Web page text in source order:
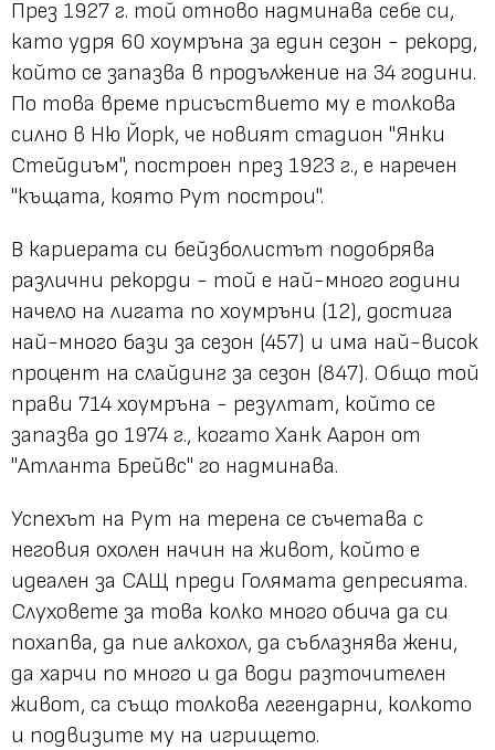
През 1927 г. той отново надминава себе си,
като удря 60 хоумръна за един сезон - рекорд,
който се запазва в продължение на 34 години.
По това време присъствието му е толкова
силно в Ню Йорк, че новият стадион "Янки
Стейдиъм", построен през 1923 г., е наречен
"къщата, която Рут построи".
В кариерата си бейзболистът подобрява
различни рекорди - той е най-много години
начело на лигата по хоумръни (12), достига
най-много бази за сезон (457) и има най-висок
процент на слайдинг за сезон (847). Общо той
прави 714 хоумръна - резултат, който се
запазва до 1974 г., когато Ханк Аарон от
"Атланта Брейвс" го надминава.
Успехът на Рут на терена се съчетава с
неговия охолен начин на живот, който е
идеален за САЩ преди Голямата депресията.
Слуховете за това колко много обича да си
похапва, да пие алкохол, да съблазнява жени,
да харчи по много и да води разточителен
живот, са също толкова легендарни, колкото
и подвизите му на игрището.